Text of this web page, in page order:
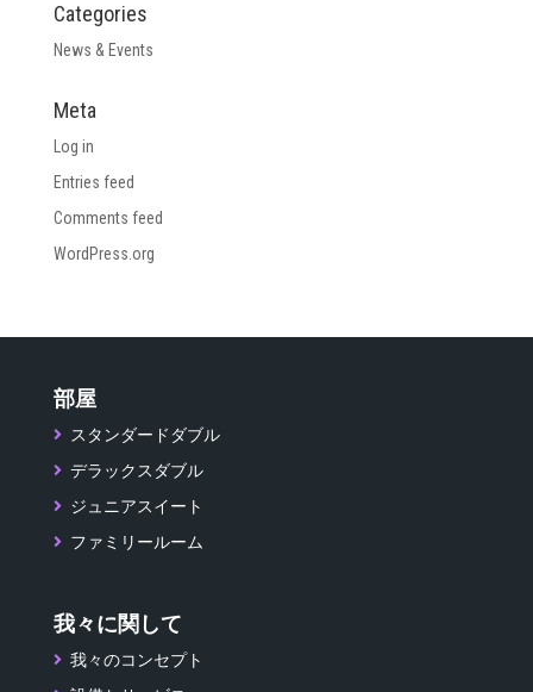
Categories
News & Events
Meta
Log in
Entries feed
Comments feed
WordPress.org
部屋
スタンダードダブル
デラックスダブル
ジュニアスイート
ファミリールーム
我々に関して
我々のコンセプト